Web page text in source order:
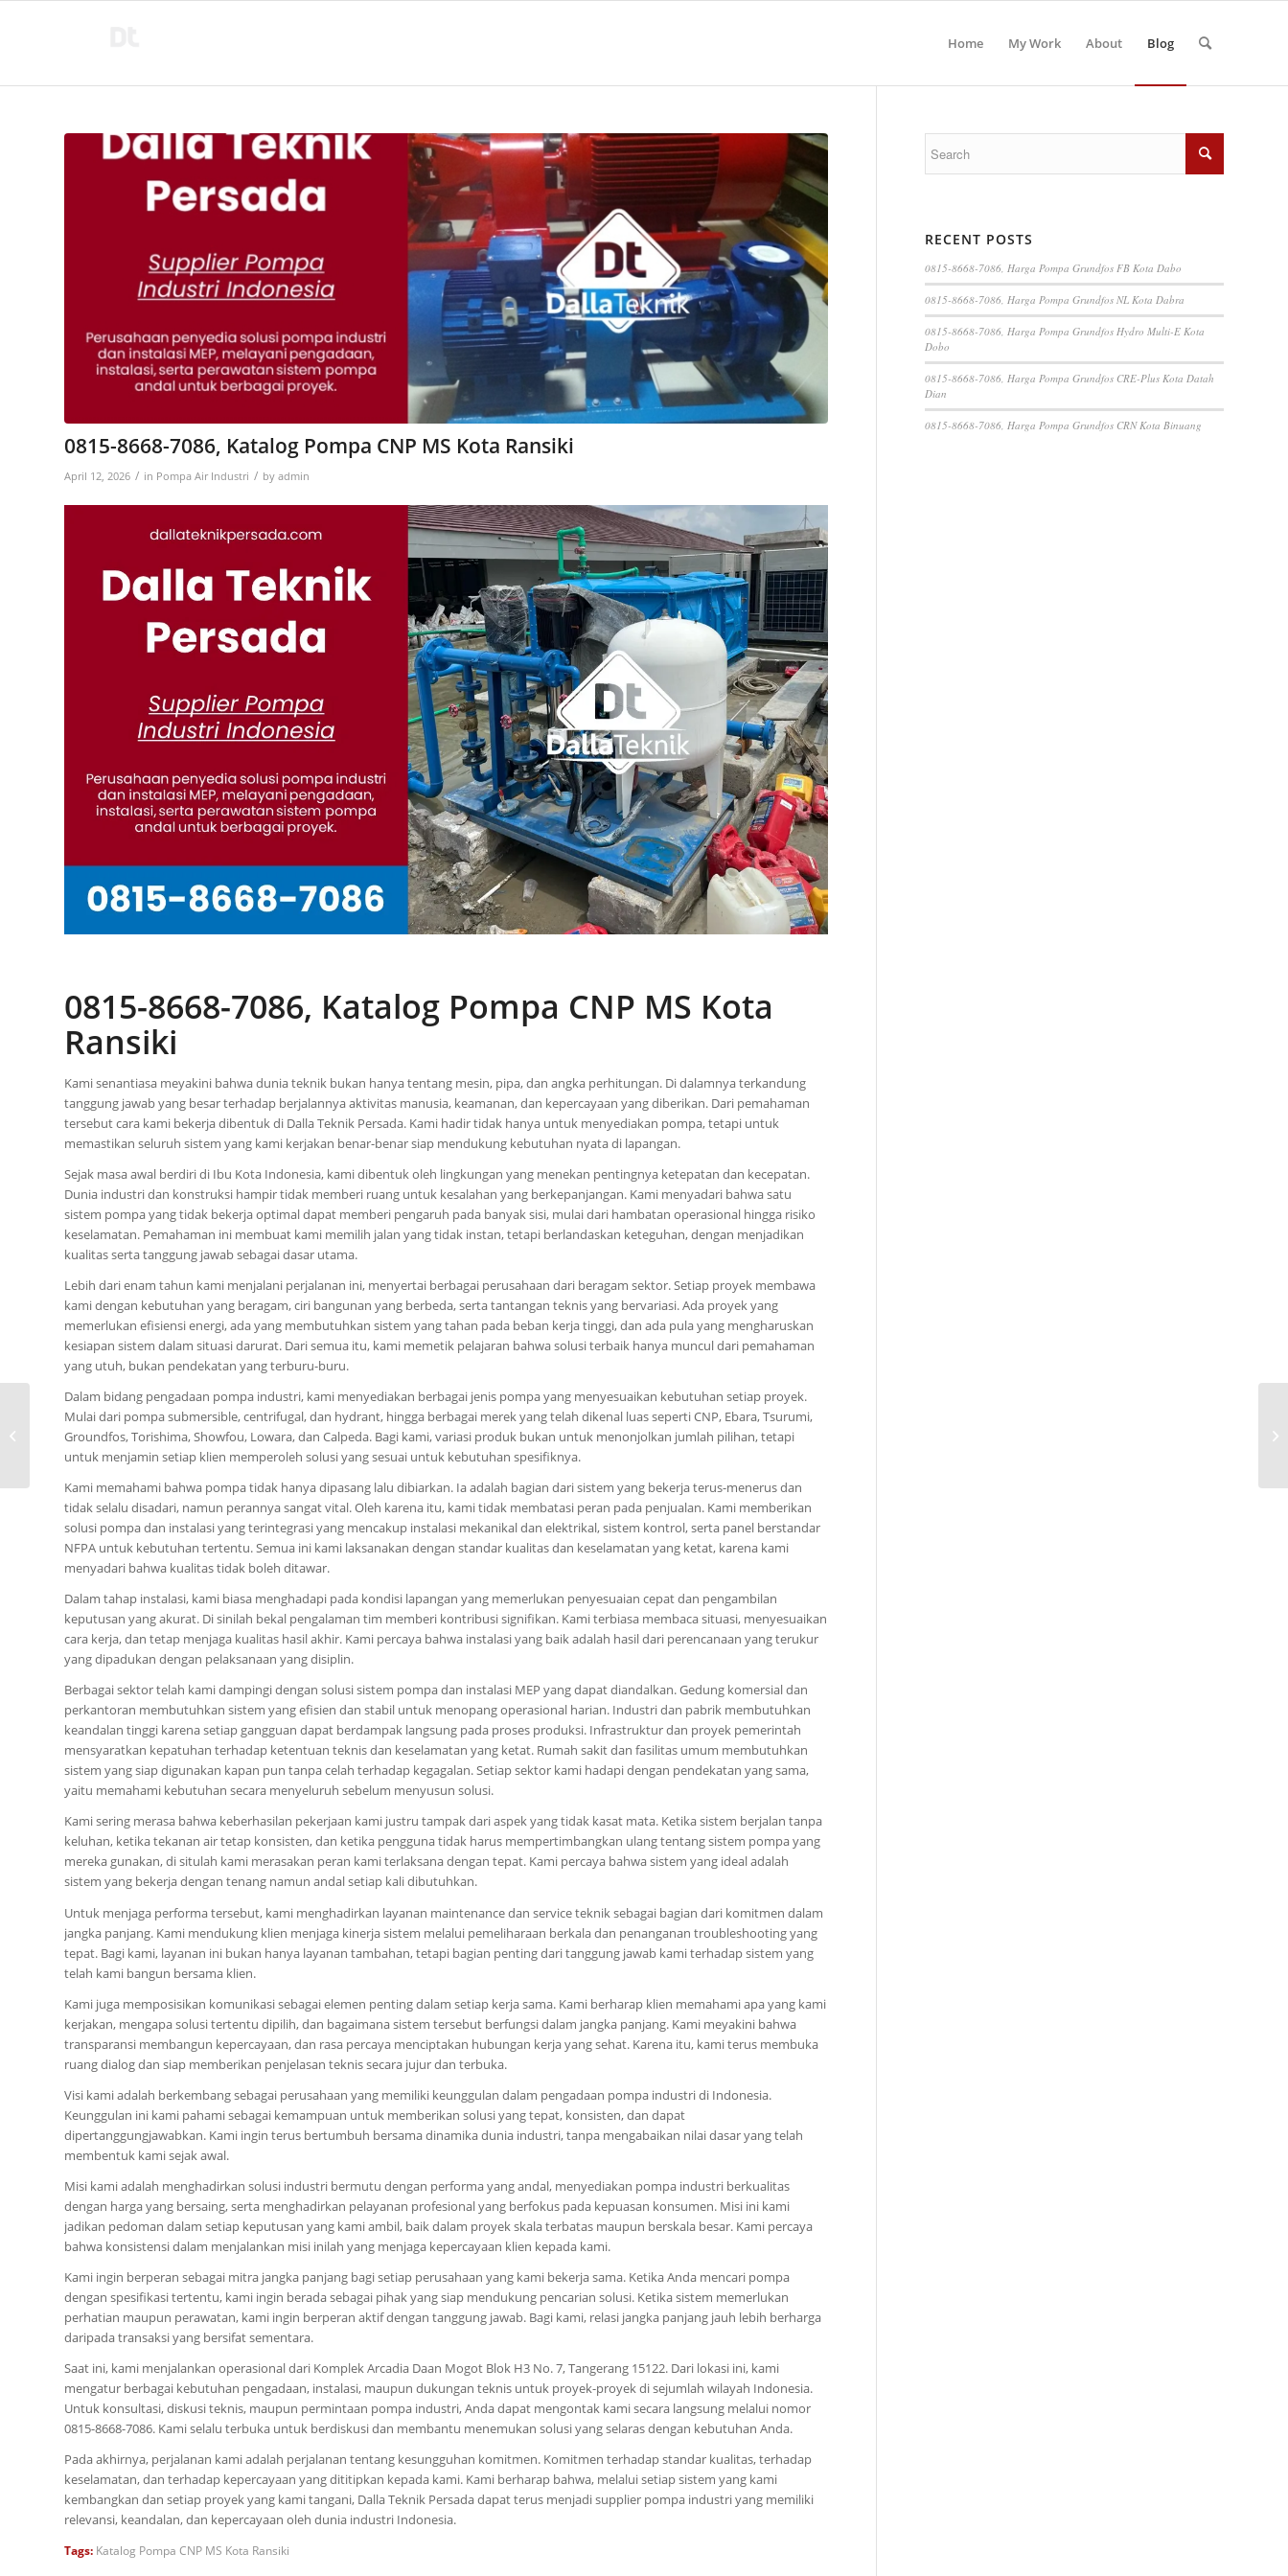
Home My Work About Blog
0815-8668-7086, Katalog Pompa CNP MS Kota Ransiki
April 12, 2026 / in Pompa Air Industri / by admin
0815-8668-7086, Katalog Pompa CNP MS Kota
Ransiki
Kami senantiasa meyakini bahwa dunia teknik bukan hanya tentang mesin, pipa, dan angka perhitungan. Di dalamnya terkandung
tanggung jawab yang besar terhadap berjalannya aktivitas manusia, keamanan, dan kepercayaan yang diberikan. Dari pemahaman
tersebut cara kami bekerja dibentuk di Dalla Teknik Persada. Kami hadir tidak hanya untuk menyediakan pompa, tetapi untuk
memastikan seluruh sistem yang kami kerjakan benar-benar siap mendukung kebutuhan nyata di lapangan.
Sejak masa awal berdiri di Ibu Kota Indonesia, kami dibentuk oleh lingkungan yang menekan pentingnya ketepatan dan kecepatan.
Dunia industri dan konstruksi hampir tidak memberi ruang untuk kesalahan yang berkepanjangan. Kami menyadari bahwa satu
sistem pompa yang tidak bekerja optimal dapat memberi pengaruh pada banyak sisi, mulai dari hambatan operasional hingga risiko
keselamatan. Pemahaman ini membuat kami memilih jalan yang tidak instan, tetapi berlandaskan keteguhan, dengan menjadikan
kualitas serta tanggung jawab sebagai dasar utama.
Lebih dari enam tahun kami menjalani perjalanan ini, menyertai berbagai perusahaan dari beragam sektor. Setiap proyek membawa
kami dengan kebutuhan yang beragam, ciri bangunan yang berbeda, serta tantangan teknis yang bervariasi. Ada proyek yang
memerlukan efisiensi energi, ada yang membutuhkan sistem yang tahan pada beban kerja tinggi, dan ada pula yang mengharuskan
kesiapan sistem dalam situasi darurat. Dari semua itu, kami memetik pelajaran bahwa solusi terbaik hanya muncul dari pemahaman
yang utuh, bukan pendekatan yang terburu-buru.
Dalam bidang pengadaan pompa industri, kami menyediakan berbagai jenis pompa yang menyesuaikan kebutuhan setiap proyek.
Mulai dari pompa submersible, centrifugal, dan hydrant, hingga berbagai merek yang telah dikenal luas seperti CNP, Ebara, Tsurumi,
Groundfos, Torishima, Showfou, Lowara, dan Calpeda. Bagi kami, variasi produk bukan untuk menonjolkan jumlah pilihan, tetapi
untuk menjamin setiap klien memperoleh solusi yang sesuai untuk kebutuhan spesifiknya.
Kami memahami bahwa pompa tidak hanya dipasang lalu dibiarkan. Ia adalah bagian dari sistem yang bekerja terus-menerus dan
tidak selalu disadari, namun perannya sangat vital. Oleh karena itu, kami tidak membatasi peran pada penjualan. Kami memberikan
solusi pompa dan instalasi yang terintegrasi yang mencakup instalasi mekanikal dan elektrikal, sistem kontrol, serta panel berstandar
NFPA untuk kebutuhan tertentu. Semua ini kami laksanakan dengan standar kualitas dan keselamatan yang ketat, karena kami
menyadari bahwa kualitas tidak boleh ditawar.
Dalam tahap instalasi, kami biasa menghadapi pada kondisi lapangan yang memerlukan penyesuaian cepat dan pengambilan
keputusan yang akurat. Di sinilah bekal pengalaman tim memberi kontribusi signifikan. Kami terbiasa membaca situasi, menyesuaikan
cara kerja, dan tetap menjaga kualitas hasil akhir. Kami percaya bahwa instalasi yang baik adalah hasil dari perencanaan yang terukur
yang dipadukan dengan pelaksanaan yang disiplin.
Berbagai sektor telah kami dampingi dengan solusi sistem pompa dan instalasi MEP yang dapat diandalkan. Gedung komersial dan
perkantoran membutuhkan sistem yang efisien dan stabil untuk menopang operasional harian. Industri dan pabrik membutuhkan
keandalan tinggi karena setiap gangguan dapat berdampak langsung pada proses produksi. Infrastruktur dan proyek pemerintah
mensyaratkan kepatuhan terhadap ketentuan teknis dan keselamatan yang ketat. Rumah sakit dan fasilitas umum membutuhkan
sistem yang siap digunakan kapan pun tanpa celah terhadap kegagalan. Setiap sektor kami hadapi dengan pendekatan yang sama,
yaitu memahami kebutuhan secara menyeluruh sebelum menyusun solusi.
Kami sering merasa bahwa keberhasilan pekerjaan kami justru tampak dari aspek yang tidak kasat mata. Ketika sistem berjalan tanpa
keluhan, ketika tekanan air tetap konsisten, dan ketika pengguna tidak harus mempertimbangkan ulang tentang sistem pompa yang
mereka gunakan, di situlah kami merasakan peran kami terlaksana dengan tepat. Kami percaya bahwa sistem yang ideal adalah
sistem yang bekerja dengan tenang namun andal setiap kali dibutuhkan.
Untuk menjaga performa tersebut, kami menghadirkan layanan maintenance dan service teknik sebagai bagian dari komitmen dalam
jangka panjang. Kami mendukung klien menjaga kinerja sistem melalui pemeliharaan berkala dan penanganan troubleshooting yang
tepat. Bagi kami, layanan ini bukan hanya layanan tambahan, tetapi bagian penting dari tanggung jawab kami terhadap sistem yang
telah kami bangun bersama klien.
Kami juga memposisikan komunikasi sebagai elemen penting dalam setiap kerja sama. Kami berharap klien memahami apa yang kami
kerjakan, mengapa solusi tertentu dipilih, dan bagaimana sistem tersebut berfungsi dalam jangka panjang. Kami meyakini bahwa
transparansi membangun kepercayaan, dan rasa percaya menciptakan hubungan kerja yang sehat. Karena itu, kami terus membuka
ruang dialog dan siap memberikan penjelasan teknis secara jujur dan terbuka.
Visi kami adalah berkembang sebagai perusahaan yang memiliki keunggulan dalam pengadaan pompa industri di Indonesia.
Keunggulan ini kami pahami sebagai kemampuan untuk memberikan solusi yang tepat, konsisten, dan dapat
dipertanggungjawabkan. Kami ingin terus bertumbuh bersama dinamika dunia industri, tanpa mengabaikan nilai dasar yang telah
membentuk kami sejak awal.
Misi kami adalah menghadirkan solusi industri bermutu dengan performa yang andal, menyediakan pompa industri berkualitas
dengan harga yang bersaing, serta menghadirkan pelayanan profesional yang berfokus pada kepuasan konsumen. Misi ini kami
jadikan pedoman dalam setiap keputusan yang kami ambil, baik dalam proyek skala terbatas maupun berskala besar. Kami percaya
bahwa konsistensi dalam menjalankan misi inilah yang menjaga kepercayaan klien kepada kami.
Kami ingin berperan sebagai mitra jangka panjang bagi setiap perusahaan yang kami bekerja sama. Ketika Anda mencari pompa
dengan spesifikasi tertentu, kami ingin berada sebagai pihak yang siap mendukung pencarian solusi. Ketika sistem memerlukan
perhatian maupun perawatan, kami ingin berperan aktif dengan tanggung jawab. Bagi kami, relasi jangka panjang jauh lebih berharga
daripada transaksi yang bersifat sementara.
Saat ini, kami menjalankan operasional dari Komplek Arcadia Daan Mogot Blok H3 No. 7, Tangerang 15122. Dari lokasi ini, kami
mengatur berbagai kebutuhan pengadaan, instalasi, maupun dukungan teknis untuk proyek-proyek di sejumlah wilayah Indonesia.
Untuk konsultasi, diskusi teknis, maupun permintaan pompa industri, Anda dapat mengontak kami secara langsung melalui nomor
0815-8668-7086. Kami selalu terbuka untuk berdiskusi dan membantu menemukan solusi yang selaras dengan kebutuhan Anda.
Pada akhirnya, perjalanan kami adalah perjalanan tentang kesungguhan komitmen. Komitmen terhadap standar kualitas, terhadap
keselamatan, dan terhadap kepercayaan yang dititipkan kepada kami. Kami berharap bahwa, melalui setiap sistem yang kami
kembangkan dan setiap proyek yang kami tangani, Dalla Teknik Persada dapat terus menjadi supplier pompa industri yang memiliki
relevansi, keandalan, dan kepercayaan oleh dunia industri Indonesia.
Tags: Katalog Pompa CNP MS Kota Ransiki
RECENT POSTS
0815-8668-7086, Harga Pompa Grundfos FB Kota Dabo
0815-8668-7086, Harga Pompa Grundfos NL Kota Dabra
0815-8668-7086, Harga Pompa Grundfos Hydro Multi-E Kota
Dobo
0815-8668-7086, Harga Pompa Grundfos CRE-Plus Kota Datah
Dian
0815-8668-7086, Harga Pompa Grundfos CRN Kota Binuang
0815-8668-7086,
Katalog Pompa CNP
DRL Kota Puruk Cahu